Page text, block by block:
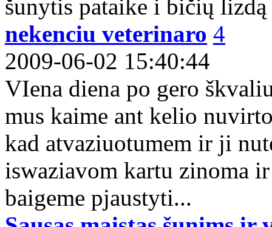
šunytis pataike i bičių
nekenciu veterinaro 4
2009-06-02 15:40:44
VIena diena po gero
mus kaime ant kelio
kad atvaziuotumem ir ji
iswaziavom kartu zinoma
baigeme pjaustyti...